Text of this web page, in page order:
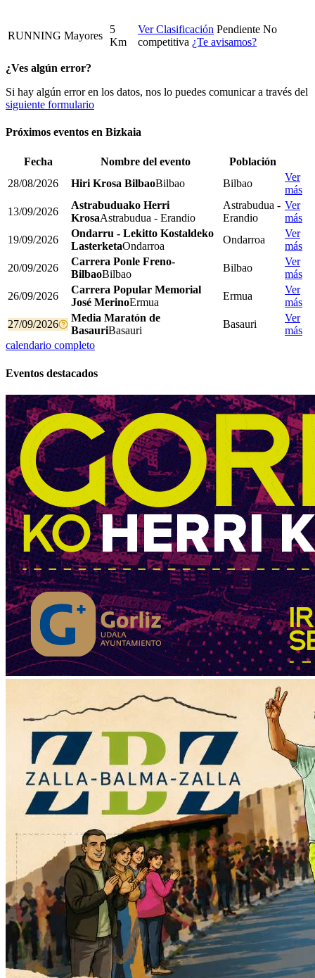
RUNNING Mayores
5
Km
Ver Clasificación Pendiente No
competitiva ¿Te avisamos?
¿Ves algún error?
Si hay algún error en los datos, nos lo puedes comunicar a través del
siguiente formulario
Próximos eventos en Bizkaia
Fecha Nombre del evento
Población
28/08/2026
Hiri Krosa BilbaoBilbao Bilbao
Ver
más
13/09/2026
Astrabuduako Herri
KrosaAstrabudua - Erandio
Astrabudua -
Erandio
Ver
más
19/09/2026
Ondarru - Lekitto Kostaldeko
LasterketaOndarroa
Ondarroa
Ver
más
20/09/2026
Carrera Ponle Freno-
BilbaoBilbao
Bilbao
Ver
más
26/09/2026
Carrera Popular Memorial
José MerinoErmua
Ermua
Ver
más
27/09/2026
Media Maratón de
BasauriBasauri
Basauri
Ver
más
calendario completo
Eventos destacados